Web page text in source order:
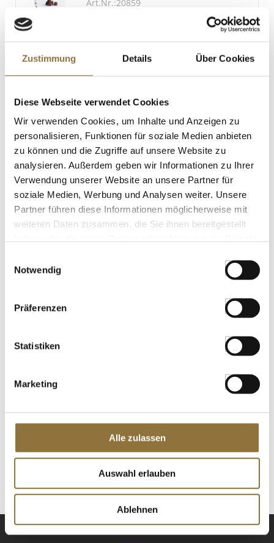
Zustimmung Details Über Cookies
Diese Webseite verwendet Cookies
Wir verwenden Cookies, um Inhalte und Anzeigen zu
personalisieren, Funktionen für soziale Medien anbieten
zu können und die Zugriffe auf unsere Website zu
analysieren. Außerdem geben wir Informationen zu Ihrer
Verwendung unserer Website an unsere Partner für
soziale Medien, Werbung und Analysen weiter. Unsere
Partner führen diese Informationen möglicherweise mit
weiteren Daten zusammen, die Sie ihnen bereitgestellt
Notwendig
Präferenzen
Statistiken
Marketing
Alle zulassen
Auswahl erlauben
Ablehnen
11.5 g
LEBENSMITTELKENNZEICHNUNGEN
Art.Nr.:20859
St.
Scamorzine affumicate, geräucherte
Scarmorzakäsekugeln, Casa di Pietro,
150 g
Art.Nr.:65535
€ 32,13/ kg